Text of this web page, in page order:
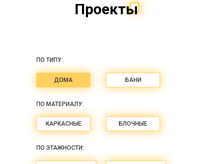
Проекты
ПО ЭТАЖНОСТИ:
ПО ТИПУ:
ДОМА БАНИ
ПО МАТЕРИАЛУ:
КАРКАСНЫЕ БЛОЧНЫЕ